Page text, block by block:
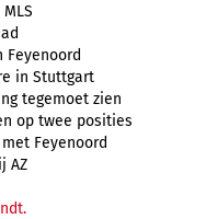
Feyenoord
in Stuttgart
tegemoet zien
op twee posities
Feyenoord
AZ